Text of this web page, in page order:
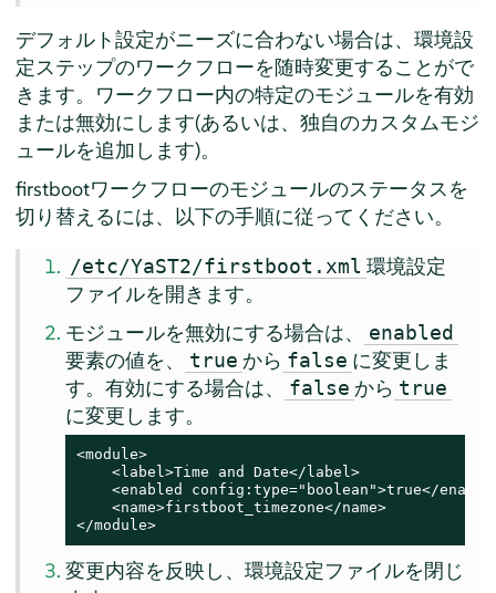
デフォルト設定がニーズに合わない場合は、環境設
定ステップのワークフローを随時変更することがで
きます。ワークフロー内の特定のモジュールを有効
または無効にします(あるいは、独自のカスタムモジ
ュールを追加します)。
firstbootワークフローのモジュールのステータスを
切り替えるには、以下の手順に従ってください。
/etc/YaST2/firstboot.xml 環境設定
ファイルを開きます。
モジュールを無効にする場合は、
enabled
要素の値を、 true から false に変更しま
す。有効にする場合は、
false から true
に変更します。
<module>
    <label>Time and Date</label>
<enabled config:type="boolean">true</
    <name>firstboot_timezone</name>
</module>
変更内容を反映し、環境設定ファイルを閉じ